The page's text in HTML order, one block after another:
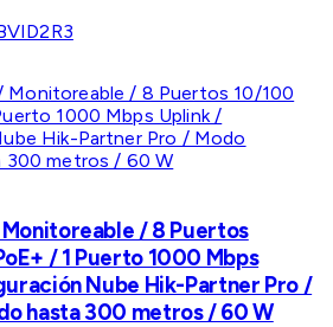
/ 8 Puertos
/ 1 Puerto 1000 Mbps
Nube Hik-Partner Pro /
hasta 300 metros / 60 W